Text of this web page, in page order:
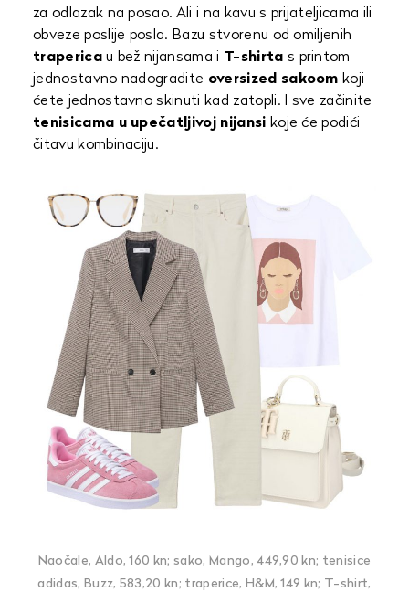
za odlazak na posao. Ali i na kavu s prijateljicama ili
obveze poslije posla. Bazu stvorenu od omiljenih
trapericau bež nijansama i T-shirta s printom
jednostavno nadogradite oversized sakoom koji
ćete jednostavno skinuti kad zatopli. I sve začinite
tenisicama u upečatljivoj nijansi koje će podići
čitavu kombinaciju.
Naočale, Aldo, 160 kn; sako, Mango, 449,90 kn; tenisice
adidas, Buzz, 583,20 kn; traperice, H&M, 149 kn; T-shirt,